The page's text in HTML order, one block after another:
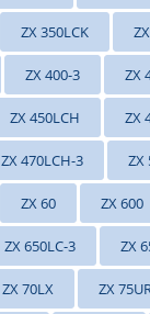
ZX 350LCK
ZX 400-3 ZX
ZX 450LCH ZX
ZX 470LCH-3 ZX
ZX 60 ZX 600
ZX 650LC-3 ZX
ZX 70LX ZX